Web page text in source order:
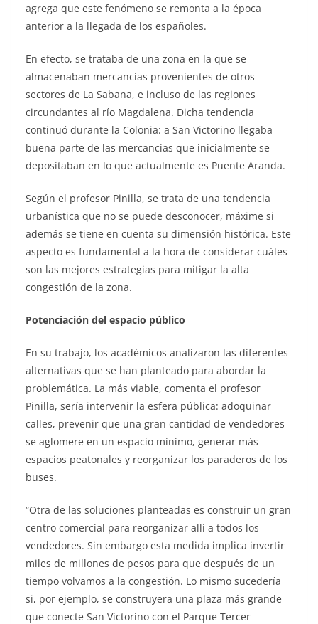
agrega que este fenómeno se remonta a la época
anterior a la llegada de los españoles.
En efecto, se trataba de una zona en la que se
almacenaban mercancías provenientes de otros
sectores de La Sabana, e incluso de las regiones
circundantes al río Magdalena. Dicha tendencia
continuó durante la Colonia: a San Victorino llegaba
buena parte de las mercancías que inicialmente se
depositaban en lo que actualmente es Puente Aranda.
Según el profesor Pinilla, se trata de una tendencia
urbanística que no se puede desconocer, máxime si
además se tiene en cuenta su dimensión histórica. Este
aspecto es fundamental a la hora de considerar cuáles
son las mejores estrategias para mitigar la alta
congestión de la zona.
Potenciación del espacio público
En su trabajo, los académicos analizaron las diferentes
alternativas que se han planteado para abordar la
problemática. La más viable, comenta el profesor
Pinilla, sería intervenir la esfera pública: adoquinar
calles, prevenir que una gran cantidad de vendedores
se aglomere en un espacio mínimo, generar más
espacios peatonales y reorganizar los paraderos de los
buses.
“Otra de las soluciones planteadas es construir un gran
centro comercial para reorganizar allí a todos los
vendedores. Sin embargo esta medida implica invertir
miles de millones de pesos para que después de un
tiempo volvamos a la congestión. Lo mismo sucedería
si, por ejemplo, se construyera una plaza más grande
que conecte San Victorino con el Parque Tercer